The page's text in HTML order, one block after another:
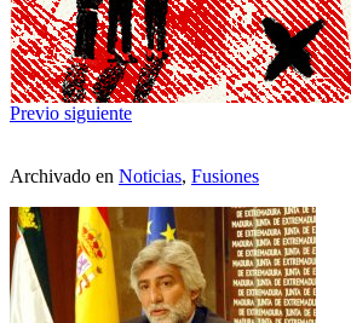
Previo siguiente
Archivado en Noticias, Fusiones